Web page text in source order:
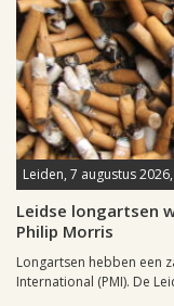
Leiden, 7 augustus
Leidse longartsen
Philip Morris
Longartsen hebben een
International (PMI). De